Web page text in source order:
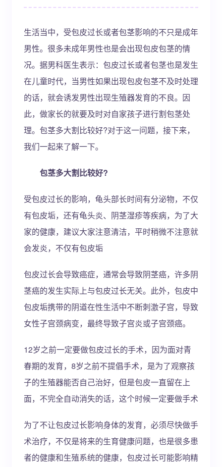
生活当中，受包皮过长或者包茎影响的不只是成年
男性。很多未成年男性也是会出现包皮包茎的情
况。据男科医生表示：包皮过长或者包茎也是发生
在儿童时代，当男性如果出现包皮包茎不及时处理
的话，就会诱发男性出现生殖器发育的不良。因
此，做家长的就要及时对自家孩子进行割包茎处
理。包茎多大割比较好?对于这一问题，接下来，
我们一起来了解一下。
包茎多大割比较好?
受包皮过长的影响，龟头部长时间有分泌物，不仅
有包皮垢，还有龟头炎、阴茎湿疹等疾病，为了大
家的健康，建议大家注意清洁，平时稍微不注意就
会发炎，不仅有包皮垢
包皮过长会导致癌症，通常会导致阴茎癌，许多阴
茎癌的发生实际上与包皮过长无关。此外，包皮中
包皮垢携带的阴道在性生活中不断刺激子宫，导致
女性子宫颈病变，最终导致子宫炎或子宫颈癌。
12岁之前一定要做包皮过长的手术，因为面对青
春期的发育，8岁之前不提倡手术，是为了观察孩
子的生殖器能否自己治好，但是包皮一直留在上
面，不完全自动消失的话，这个时候一定要做手术
为了不让包皮过长影响身体的发育，必须尽快做手
术治疗，不仅是将来的生育健康问题，也是很多患
者的健康和生殖系统的健康，包皮过长可能影响精